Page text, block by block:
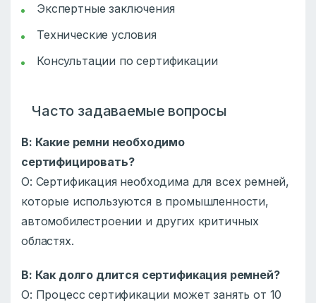
Экспертные заключения
Технические условия
Консультации по сертификации
Часто задаваемые вопросы
В: Какие ремни необходимо
сертифицировать?
О: Сертификация необходима для всех ремней,
которые используются в промышленности,
автомобилестроении и других критичных
областях.
В: Как долго длится сертификация ремней?
О: Процесс сертификации может занять от 10